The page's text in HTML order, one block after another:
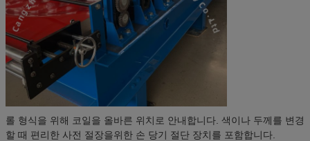
롤 형식을 위해 코일을 올바른 위치로 안내합니다. 색이나 두께를 변경
할 때 편리한 사전 절장을위한 손 당기 절단 장치를 포함합니다.